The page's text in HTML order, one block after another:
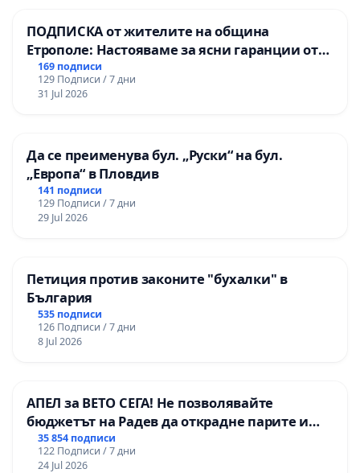
ПОДПИСКА от жителите на община
Етрополе: Настояваме за ясни гаранции от
“Елаците-МЕД” АД и от държавата, че ще се
изпълнят всички екологични норми!
169 подписи
129 Подписи / 7 дни
31 Jul 2026
Да се преименува бул. „Руски“ на бул.
„Европа“ в Пловдив
141 подписи
129 Подписи / 7 дни
29 Jul 2026
Петиция против законите "бухалки" в
България
535 подписи
126 Подписи / 7 дни
8 Jul 2026
АПЕЛ за ВЕТО СЕГА! Не позволявайте
бюджетът на Радев да открадне парите и
правата ни в тъмното
35 854 подписи
122 Подписи / 7 дни
24 Jul 2026